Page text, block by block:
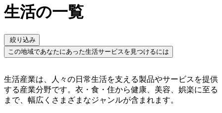
生活の一覧
絞り込み
この地域であなたにあった生活サービスを見つけるには
生活産業は、人々の日常生活を支える製品やサービスを提供
する産業分野です。衣・食・住から健康、美容、娯楽に至る
まで、幅広くさまざまなジャンルが含まれます。